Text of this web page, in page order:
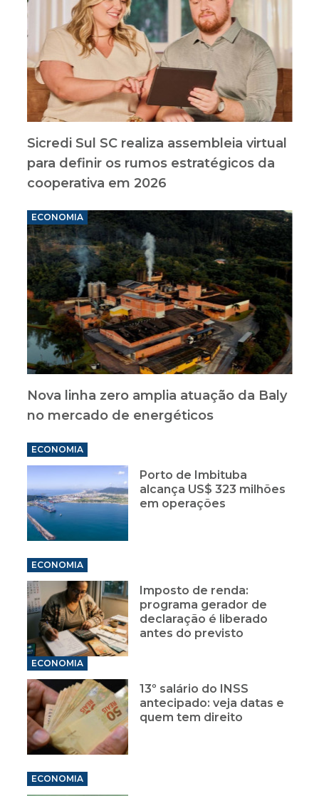
Sicredi Sul SC realiza assembleia virtual
para definir os rumos estratégicos da
cooperativa em 2026
ECONOMIA
Nova linha zero amplia atuação da Baly
no mercado de energéticos
ECONOMIA
Porto de Imbituba
alcança US$ 323 milhões
em operações
ECONOMIA
Imposto de renda:
programa gerador de
declaração é liberado
antes do previsto
ECONOMIA
13º salário do INSS
antecipado: veja datas e
quem tem direito
ECONOMIA